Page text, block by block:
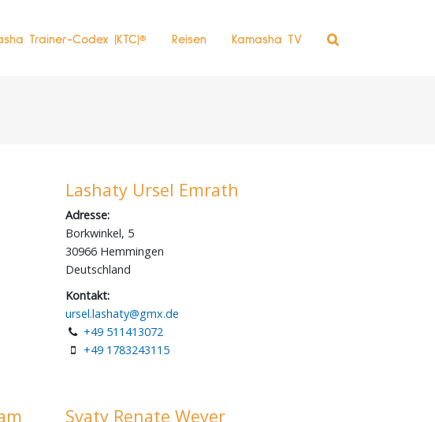
Trainer-Codex (KTC)® Reisen Kamasha TV